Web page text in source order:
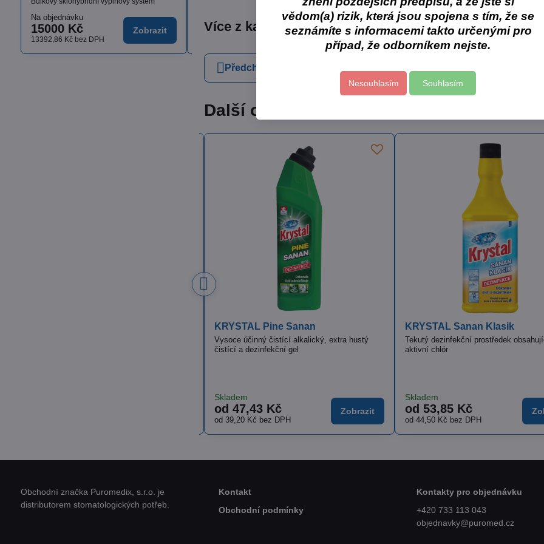
Více z kategorie Cormen s.r.o. Cormen - úklidová chemie
Předchozí produkt
Další oblíbené produkty
CLEAMEN 251 ruční mytí koncentrát
bez parfémů a barviv
​Tekutý neutrální koncentrovaný čisticí
Skladem
od 91,48 Kč
od 75,60 Kč bez DPH
Zobrazit
ISOLDA včelí vosk s
Klinicky testovaný krém pro účinnou
pokožky
Skladem
23,84 Kč
19,70 Kčbez DPH
Do
Na objednávku
15000 Kč
13392,86 Kč bez DPH
Zobrazit od 1636,17 Kč Zobrazit
Skladem
od 269 Kč
od 222,31 Kč bez DPH
Zobrazit
Obchodní značka Puromedix, s.r.o. je
distributorem stomatologických potřeb.
Kontakt
Obchodní podmínky
Kontakty pro objednávku
+420 733 113 043
objednavky@puromed.cz
vědom(a) rizik, která jsou spojena s tím, že se
seznámíte s informacemi takto určenými pro
případ, že odborníkem nejste.
Nesouhlasím Souhlasím